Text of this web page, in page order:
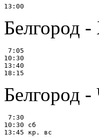
Белгород -
7:05
10:30
13:40
Белгород -
7:30
10:30 сб
13:45 кр. вс